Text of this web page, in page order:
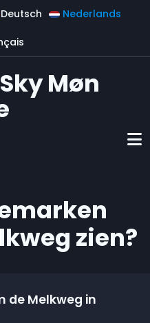
Deutsch Nederlands
Møn
zien?
de Melkweg in